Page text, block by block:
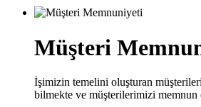
Müşteri
İşimizin temelini oluşturan
bilmekte ve müşterilerimizi memnun